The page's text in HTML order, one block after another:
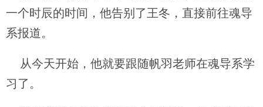
一个时辰的时间，他告别了王冬，直接前往魂导
系报道。
从今天开始，他就要跟随帆羽老师在魂导系学
习了。